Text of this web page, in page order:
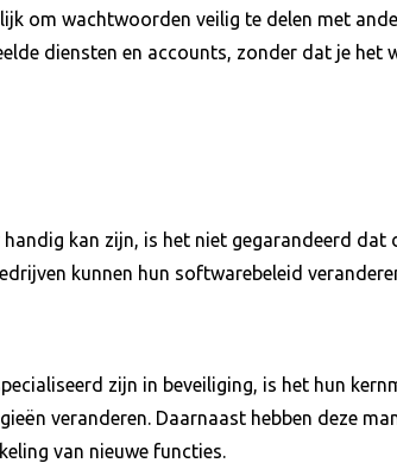
om wachtwoorden veilig te delen met
diensten en accounts, zonder dat je het
kan zijn, is het niet gegarandeerd dat
kunnen hun softwarebeleid
zijn in beveiliging, is het hun
veranderen. Daarnaast hebben deze
van nieuwe functies.